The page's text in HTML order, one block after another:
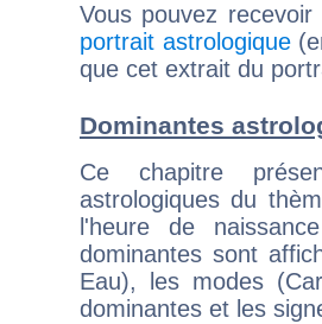
Vous pouvez
portrait astrologique
que cet extrait du
Dominantes
Ce chapitre
astrologiques du
l'heure de
dominantes sont
Eau), les modes
dominantes et les